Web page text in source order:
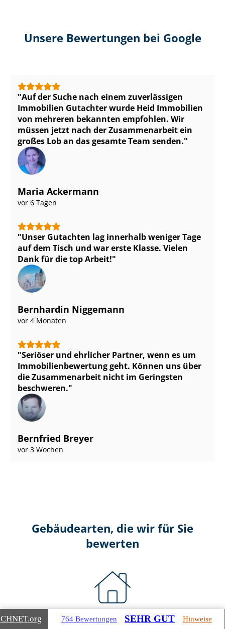
Unsere Bewertungen bei Google
Auf der Suche nach einem zuverlässigen
Immobilien Gutachter wurde Heid Immobilien
von mehreren bekannten empfohlen. Wir
müssen jetzt nach der Zusammenarbeit ein
großes Lob an das gesamte Team senden.
Maria Ackermann
vor 6 Tagen
Unser Gutachten lag innerhalb weniger Tage
auf dem Tisch und war erste Klasse. Vielen
Dank für die top Arbeit!
Bernhardin Niggemann
vor 4 Monaten
Seriöser und ehrlicher Partner, wenn es um
Im­mo­bi­li­en­be­wer­tung geht. Können uns über
die Zusammenarbeit nicht im Geringsten
beschweren.
Bernfried Breyer
vor 3 Wochen
Gebäudearten, die wir für Sie
bewerten
Wohnimmobilien
.org 764 Bewertungen SEHR GUT Hinweise